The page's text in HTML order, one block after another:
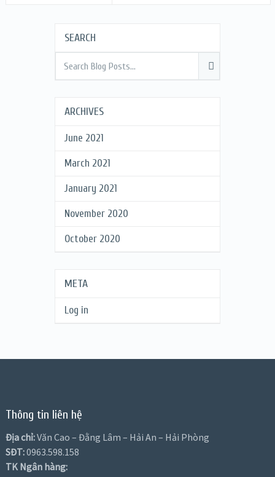
SEARCH
ARCHIVES
June 2021
March 2021
January 2021
November 2020
October 2020
META
Log in
Thông tin liên hệ
Địa chỉ:Văn Cao – Đằng Lâm – Hải An – Hải Phòng
SĐT:0963.598.158
TK Ngân hàng: